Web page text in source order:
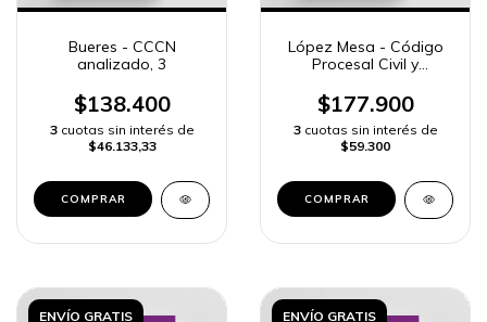
Bueres - CCCN
analizado, 3
$138.400
3 cuotas sin interés de
$46.133,33
COMPRAR
López Mesa - Código
Procesal Civil y
$177.900
3 cuotas sin interés de
$59.300
COMPRAR
ENVÍO GRATIS ENVÍO GRATIS